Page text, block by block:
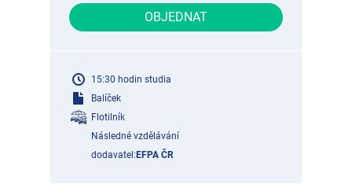
OBJEDNAT
15:30 hodin studia
Balíček
Flotilník
Následné vzdělávání
dodavatel: EFPA ČR